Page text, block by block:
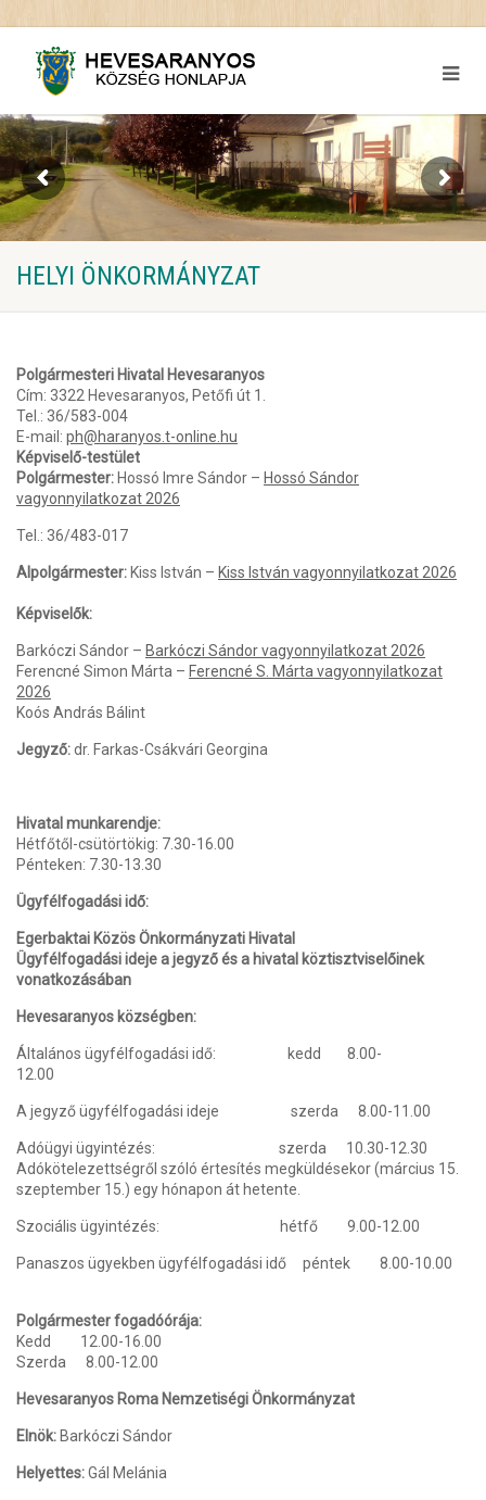
HELYI ÖNKORMÁNYZAT
Polgármesteri Hivatal Hevesaranyos
Cím: 3322 Hevesaranyos, Petőfi út 1.
Tel.: 36/583-004
E-mail: ph@haranyos.t-online.hu
Képviselő-testület
Polgármester: Hossó Imre Sándor – Hossó Sándor
vagyonnyilatkozat 2026
Tel.: 36/483-017
Alpolgármester: Kiss István – Kiss István vagyonnyilatkozat 2026
Képviselők:
Barkóczi Sándor – Barkóczi Sándor vagyonnyilatkozat 2026
Ferencné Simon Márta – Ferencné S. Márta vagyonnyilatkozat
2026
Koós András Bálint
Jegyző:dr. Farkas-Csákvári Georgina
Hivatal munkarendje:
Hétfőtől-csütörtökig: 7.30-16.00
Pénteken: 7.30-13.30
Ügyfélfogadási idő:
Egerbaktai Közös Önkormányzati Hivatal
Ügyfélfogadási ideje a jegyző és a hivatal köztisztviselőinek
vonatkozásában
Hevesaranyos községben:
Általános ügyfélfogadási idő: kedd 8.00-
12.00
A jegyző ügyfélfogadási ideje szerda 8.00-11.00
Adóügyi ügyintézés: szerda 10.30-12.30
Adókötelezettségről szóló értesítés megküldésekor (március 15.
szeptember 15.) egy hónapon át hetente.
Szociális ügyintézés: hétfő 9.00-12.00
Panaszos ügyekben ügyfélfogadási idő péntek 8.00-10.00
Polgármester fogadóórája:
Kedd 12.00-16.00
Szerda 8.00-12.00
Hevesaranyos Roma Nemzetiségi Önkormányzat
Elnök: Barkóczi Sándor
Helyettes:Gál Melánia